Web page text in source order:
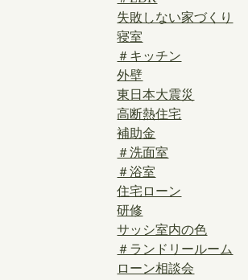
失敗しない家づくり
寝室
＃キッチン
外壁
東日本大震災
高断熱住宅
補助金
＃洗面室
＃浴室
住宅ローン
研修
サッシ室内の色
＃ランドリールーム
ローン相談会